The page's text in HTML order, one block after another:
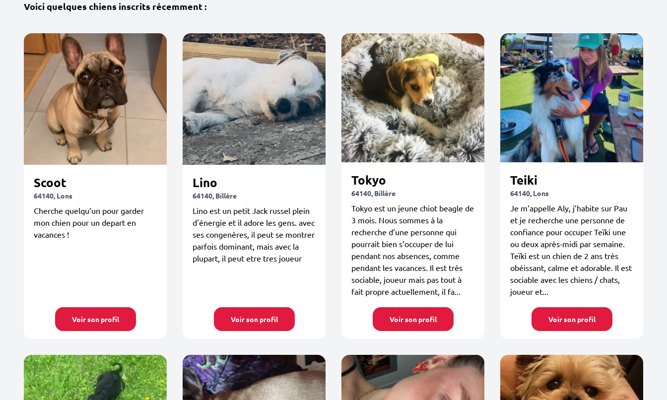
Voici quelques chiens inscrits récemment :
Scoot
64140, Lons
Cherche quelqu’un pour garder
mon chien pour un depart en
vacances !
Voir son profil
Lino
64140, Billère
Lino est un petit Jack russel plein
d'énergie et il adore les gens. avec
ses congenères, il peut se montrer
parfois dominant, mais avec la
plupart, il peut etre tres joueur
Voir son profil
Tokyo
64140, Billère
Tokyo est un jeune chiot beagle de
3 mois. Nous sommes à la
recherche d’une personne qui
pourrait bien s’occuper de lui
pendant nos absences, comme
pendant les vacances. Il est très
sociable, joueur mais pas tout à
fait propre actuellement, il fa...
Voir son profil
Teiki
64140, Lons
Je m’appelle Aly, j’habite sur Pau
et je recherche une personne de
confiance pour occuper Teïki une
ou deux après-midi par semaine.
Teïki est un chien de 2 ans très
obéissant, calme et adorable. Il est
sociable avec les chiens / chats,
joueur et...
Voir son profil